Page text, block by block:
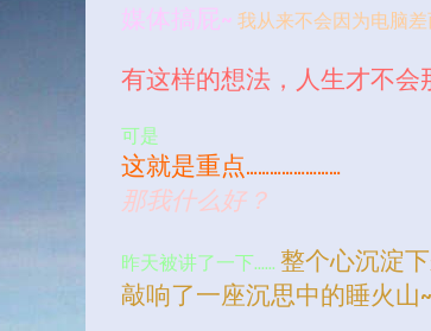
媒体搞屁~ 我从来不会因为电脑
有这样的想法，人生才不会
可是
这就是重点……………………
那我什么好？
昨天被讲了一下…… 整个心沉淀
敲响了一座沉思中的睡火山~